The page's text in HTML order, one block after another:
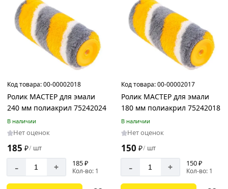
Код товара:00-00002018
Ролик МАСТЕР для эмали
240 мм полиакрил 75242024
В наличии
Нет оценок
185 ₽/ шт
- + 185 ₽
Кол-во: 1
Код товара:00-00002017
Ролик МАСТЕР для эмали
180 мм полиакрил 75242018
В наличии
Нет оценок
150 ₽/ шт
- + 150 ₽
Кол-во: 1